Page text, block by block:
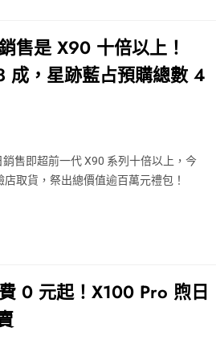
售是 X90 十倍以上！
成，星跡藍占預購總數 4
售即超前一代 X90 系列十倍以上，今
店取貨，祭出總價值逾百萬元禮包！
0 元起！X100 Pro 煦日